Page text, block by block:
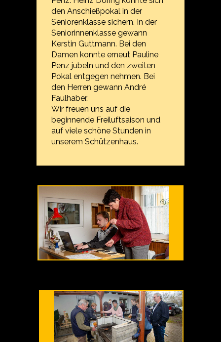
den Anschießpokal in der
Seniorenklasse sichern. In der
Seniorinnenklasse gewann
Kerstin Guttmann. Bei den
Damen konnte erneut Pauline
Penz jubeln und den zweiten
Pokal entgegen nehmen. Bei
den Herren gewann André
Faulhaber.
Wir freuen uns auf die
beginnende Freiluftsaison und
auf viele schöne Stunden in
unserem Schützenhaus.